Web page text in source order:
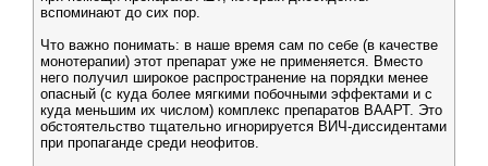
вспоминают до сих пор.
Что важно понимать: в наше время сам по себе (в качестве
монотерапии) этот препарат уже не применяется. Вместо
него получил широкое распространение на порядки менее
опасный (с куда более мягкими побочными эффектами и с
куда меньшим их числом) комплекс препаратов ВААРТ. Это
обстоятельство тщательно игнорируется ВИЧ-диссидентами
при пропаганде среди неофитов.